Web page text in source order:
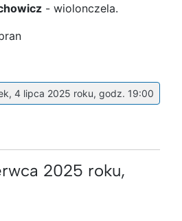
- wiolonczela.
4 lipca 2025 roku, godz. 19:00
2025 roku,